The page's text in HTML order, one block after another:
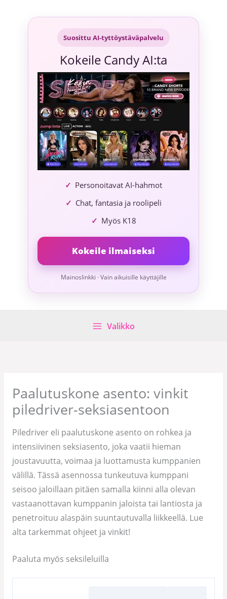
sisältöön
Suosittu AI-tyttöystäväpalvelu
Kokeile Candy AI:ta
Personoitavat AI-hahmot
Chat, fantasia ja roolipeli
Myös K18
Kokeile ilmaiseksi
Mainoslinkki · Vain aikuisille käyttäjille
Valikko
Paalutuskone asento: vinkit
piledriver-seksiasentoon
Piledriver eli paalutuskone asento on rohkea ja
intensiivinen seksiasento, joka vaatii hieman
joustavuutta, voimaa ja luottamusta kumppanien
välillä. Tässä asennossa tunkeutuva kumppani
seisoo jaloillaan pitäen samalla kiinni alla olevan
vastaanottavan kumppanin jaloista tai lantiosta ja
penetroituu alaspäin suuntautuvalla liikkeellä. Lue
alta tarkemmat ohjeet ja vinkit!
Paaluta myös seksileluilla